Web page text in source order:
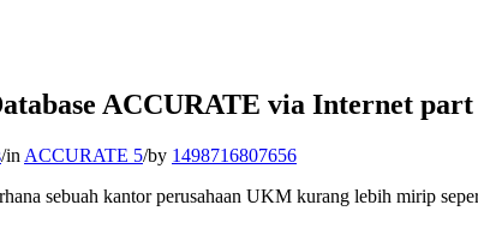
ACCURATE via Internet part
/in ACCURATE 5/by 1498716807656
sebuah kantor perusahaan UKM kurang lebih mirip